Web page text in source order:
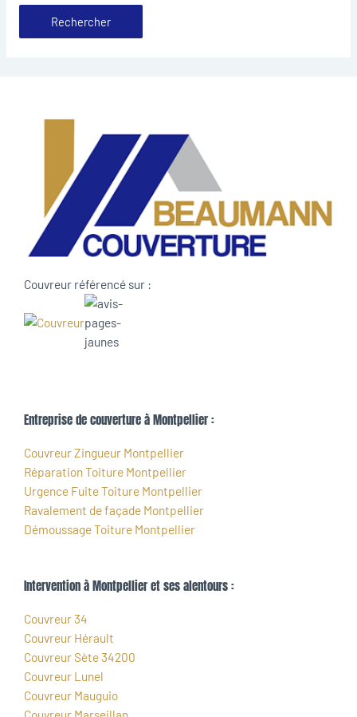
Couvreur référencé sur :
Entreprise de couverture à Montpellier :
Couvreur Zingueur Montpellier
Réparation Toiture Montpellier
Urgence Fuite Toiture Montpellier
Ravalement de façade Montpellier
Démoussage Toiture Montpellier
Intervention à Montpellier et ses alentours :
Couvreur 34
Couvreur Hérault
Couvreur Sète 34200
Couvreur Lunel
Couvreur Mauguio